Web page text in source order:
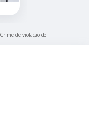
de violação de